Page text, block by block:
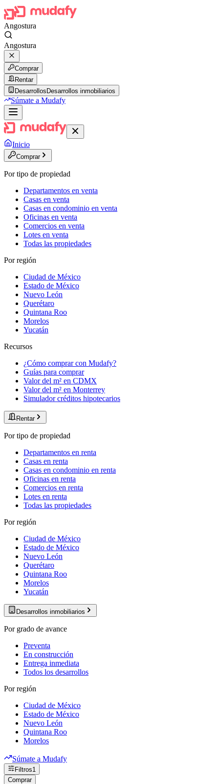
Angostura
Angostura
Comprar
Rentar
Desarrollos Desarrollos inmobiliarios
Súmate a Mudafy
Inicio
Comprar
Por tipo de propiedad
Departamentos en venta
Casas en venta
Casas en condominio en venta
Oficinas en venta
Comercios en venta
Lotes en venta
Todas las propiedades
Por región
Ciudad de México
Estado de México
Nuevo León
Querétaro
Quintana Roo
Morelos
Yucatán
Recursos
¿Cómo comprar con Mudafy?
Guías para comprar
Valor del m² en CDMX
Valor del m² en Monterrey
Simulador créditos hipotecarios
Rentar
Por tipo de propiedad
Departamentos en renta
Casas en renta
Casas en condominio en renta
Oficinas en renta
Comercios en renta
Lotes en renta
Todas las propiedades
Por región
Ciudad de México
Estado de México
Nuevo León
Querétaro
Quintana Roo
Morelos
Yucatán
Desarrollos inmobiliarios
Por grado de avance
Preventa
En construcción
Entrega inmediata
Todos los desarrollos
Por región
Ciudad de México
Estado de México
Nuevo León
Quintana Roo
Morelos
Súmate a Mudafy
Filtros1
Comprar